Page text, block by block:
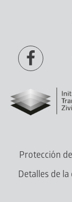
Protección
Detalles de la